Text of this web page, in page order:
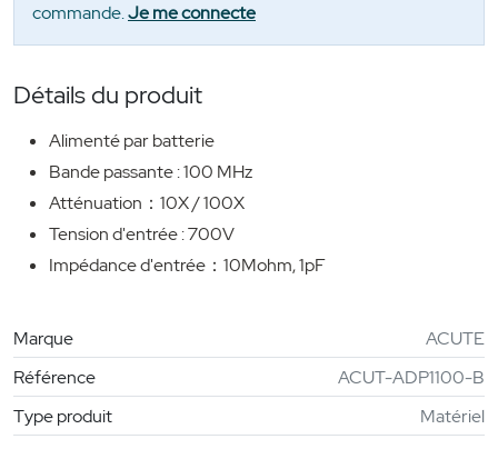
commande.Je me connecte
Détails du produit
Alimenté par batterie
Bande passante : 100 MHz
Atténuation：10X / 100X
Tension d'entrée : 700V
Impédance d'entrée：10Mohm, 1pF
Marque
ACUTE
Référence
ACUT-ADP1100-B
Type produit
Matériel